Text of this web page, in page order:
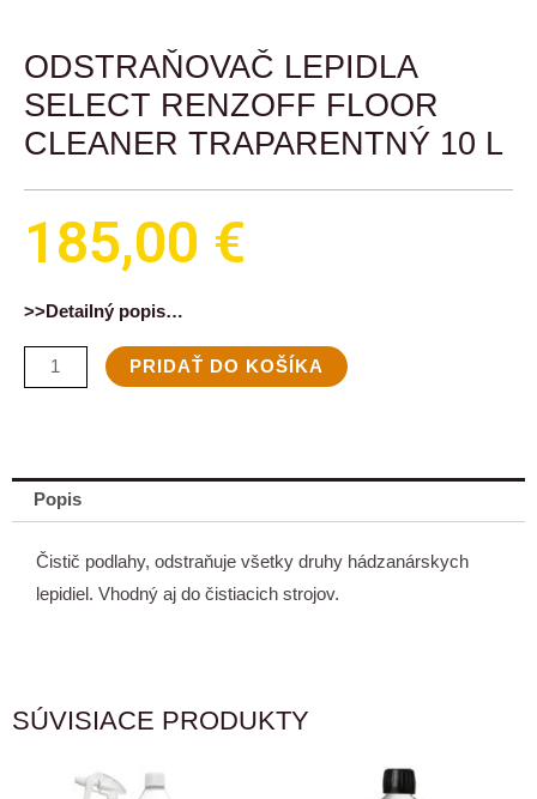
ODSTRAŇOVAČ LEPIDLA
SELECT RENZOFF FLOOR
CLEANER TRAPARENTNÝ 10 L
185,00 €
>>Detailný popis…
množstvo
Odstraňovač
Renzoff
floor
cleaner
traparentný
PRIDAŤ DO KOŠÍKA
Popis
Čistič podlahy, odstraňuje všetky druhy hádzanárskych
lepidiel. Vhodný aj do čistiacich strojov.
SÚVISIACE PRODUKTY